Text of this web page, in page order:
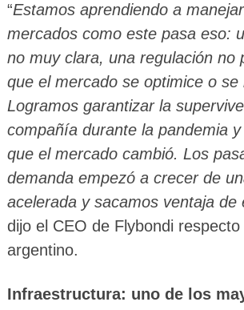
“Estamos aprendiendo a
mercados como este pasa eso:
no muy clara, una regulación no
que el mercado se optimice o se
Logramos garantizar la
compañía durante la pandemia
que el mercado cambió. Los
demanda empezó a crecer de
acelerada y sacamos ventaja de
dijo el CEO de Flybondi
argentino.
Infraestructura: uno de los